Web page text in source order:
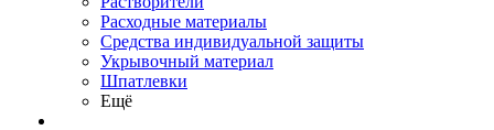
Расходные материалы
Средства индивидуальной защиты
Укрывочный материал
Шпатлевки
Ещё